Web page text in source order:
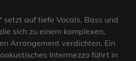
setzt auf tiefe Vocals, Bass und
sich zu einem komplexen,
Arrangement verdichten. Ein
Intermezzo führt in